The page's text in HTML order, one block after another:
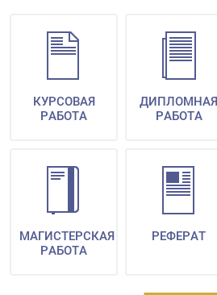
КУРСОВАЯ
РАБОТА
ДИПЛОМНАЯ
РАБОТА
МАГИСТЕРСКАЯ
РАБОТА
РЕФЕРАТ